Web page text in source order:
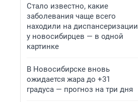
Стало известно, какие
заболевания чаще всего
находили на диспансеризации
у новосибирцев — в одной
картинке
В Новосибирске вновь
ожидается жара до +31
градуса — прогноз на три дня